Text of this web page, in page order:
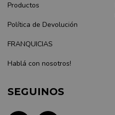
Productos
Política de Devolución
FRANQUICIAS
Hablá con nosotros!
SEGUINOS